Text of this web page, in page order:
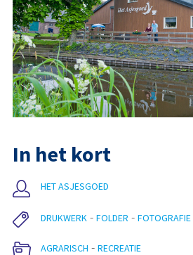
In het kort
HET ASJESGOED
DRUKWERK FOLDER FOTOGRAFIE
AGRARISCH RECREATIE